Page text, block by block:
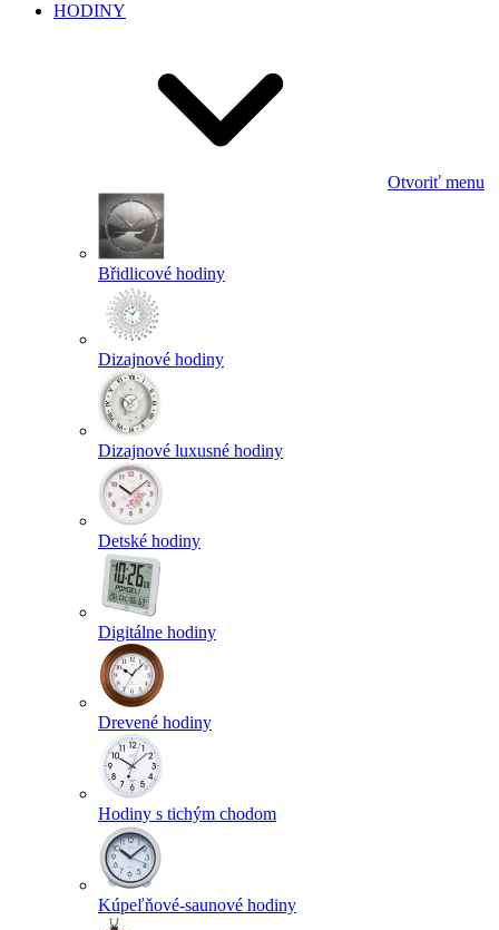
HODINY
Otvoriť menu
Břidlicové hodiny
Dizajnové hodiny
Dizajnové luxusné hodiny
Detské hodiny
Digitálne hodiny
Drevené hodiny
Hodiny s tichým chodom
Kúpeľňové-saunové hodiny